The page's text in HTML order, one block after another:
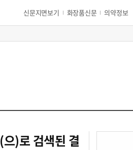
신문지면보기 화장품신문 의약정보
(으)로 검색된 결